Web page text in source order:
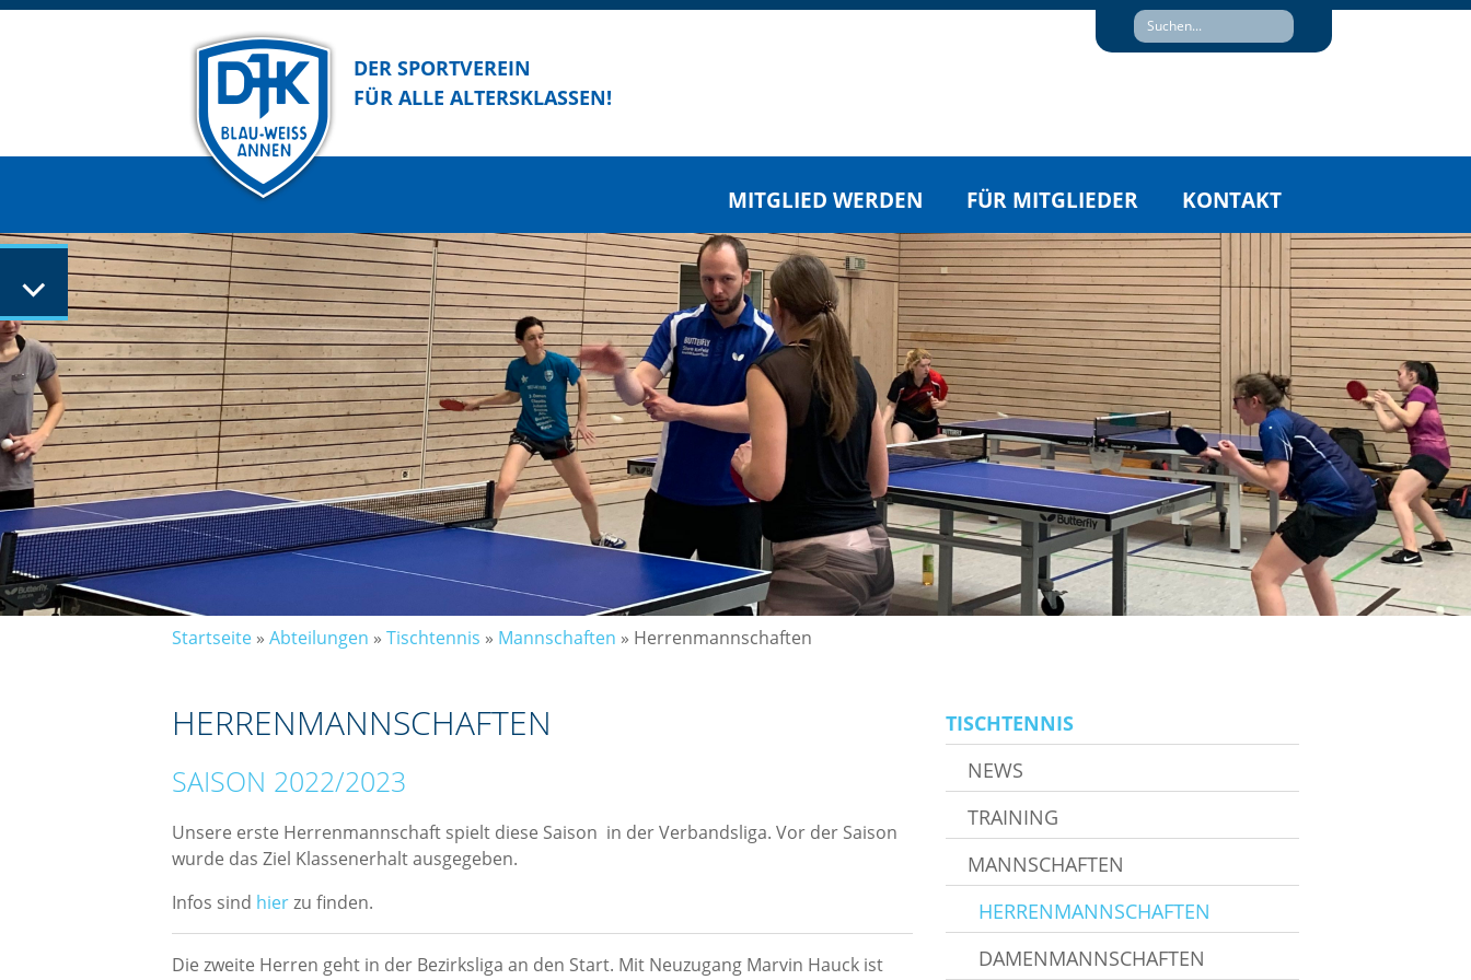
DER SPORTVEREIN
FÜR ALLE ALTERSKLASSEN!
MITGLIED WERDEN FÜR MITGLIEDER KONTAKT
Startseite » Abteilungen » Tischtennis » Mannschaften » Herrenmannschaften
HERRENMANNSCHAFTEN
SAISON 2022/2023
Unsere erste Herrenmannschaft spielt diese Saison in der Verbandsliga. Vor der Saison
wurde das Ziel Klassenerhalt ausgegeben.
Infos sind hierzu finden.
Die zweite Herren geht in der Bezirksliga an den Start. Mit Neuzugang Marvin Hauck ist
TISCHTENNIS
NEWS
TRAINING
MANNSCHAFTEN
HERRENMANNSCHAFTEN
DAMENMANNSCHAFTEN